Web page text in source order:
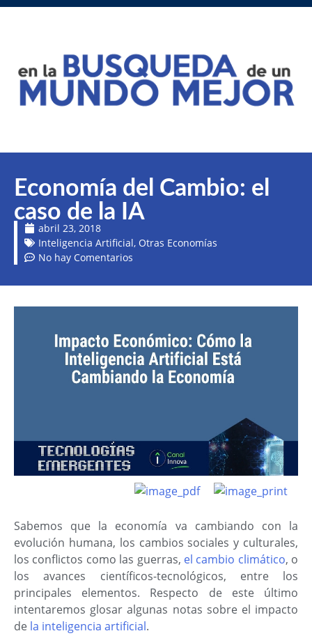
Economía del Cambio: el
caso de la IA
abril 23, 2018
Inteligencia Artificial, Otras Economías
No hay Comentarios
Sabemos que la economía va cambiando con la
evolución humana, los cambios sociales y culturales,
los conflictos como las guerras, el cambio climático, o
los avances científicos-tecnológicos, entre los
principales elementos. Respecto de este último
intentaremos glosar algunas notas sobre el impacto
de la inteligencia artificial.